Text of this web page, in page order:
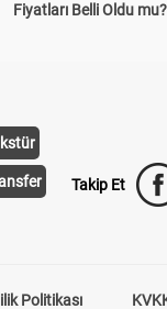
Fiyatları Belli Oldu mu?
Takip Et
Politikası